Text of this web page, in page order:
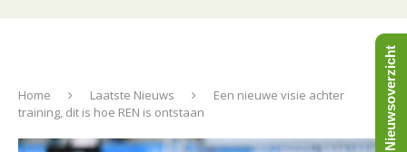
Home Laatste Nieuws
Een nieuwe visie achter
training, dit is hoe REN is ontstaan
Nieuwsoverzicht